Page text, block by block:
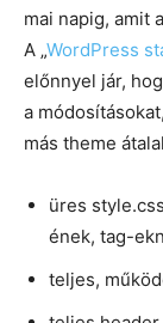
mai napig, amit
A „WordPress
előnnyel jár,
a
más theme
üres
ének, tag-
teljes,